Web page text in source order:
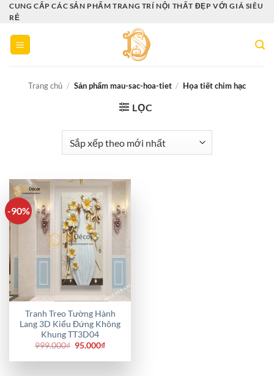
Bỏ
qua
nội
dung
CUNG CẤP CÁC SẢN PHẨM TRANG TRÍ NỘI THẤT ĐẸP VỚI GIÁ SIÊU
RẺ
Trang chủ / Sản phẩm mau-sac-hoa-tiet / Họa tiết chim hạc
LỌC
-90%
Tranh Treo Tường Hành
Lang 3D Kiểu Đứng Không
Khung TT3D04
999.000₫ Giá
là:
95.000₫Giá
tại